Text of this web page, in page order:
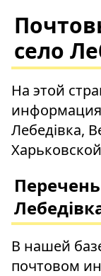
село
На этой
Лебедівка,
В нашей
почтовом